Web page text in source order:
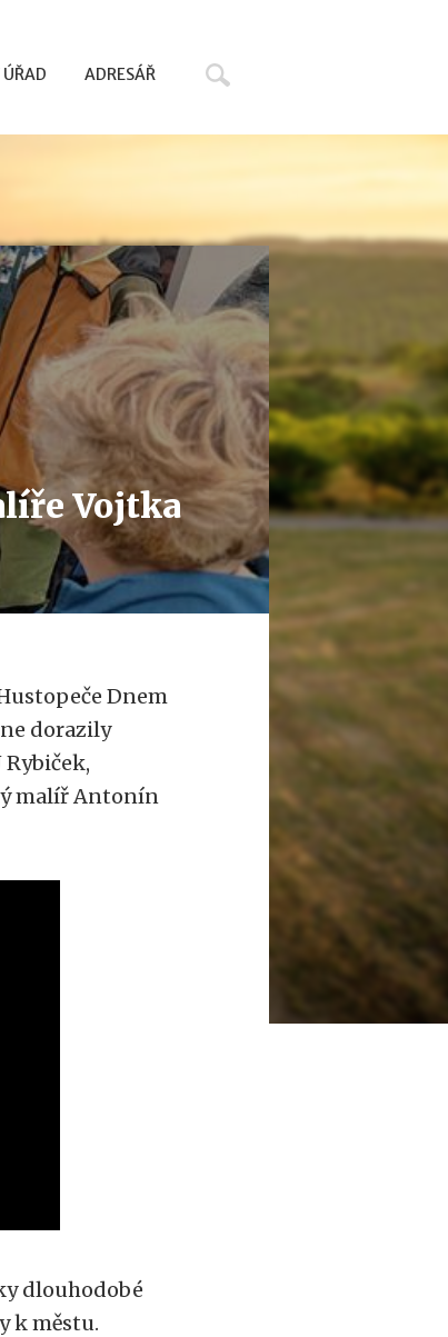
ADRESÁŘ
Vojtka
Dnem
dorazily
malíř Antonín
dlouhodobé
k městu.